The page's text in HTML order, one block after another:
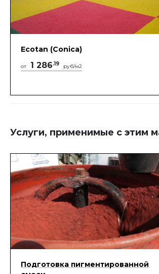
Ecotan (Conica)
от 1 286.19 руб/м2
Услуги, применимые с этим
Подготовка пигментированной